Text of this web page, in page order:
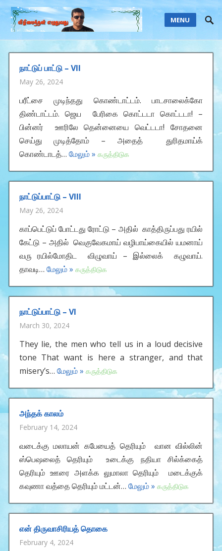
MENU
நாட்டுப் பாட்டு – VII
May 26, 2024
பரீட்சை முடிந்தது கொண்டாட்டம். பாடசாலைக்கோ
திண்டாட்டம். ஜெய பேரிகை கொட்டடா கொட்டடா! –
பின்னர் ஊரிலே தென்னையை வெட்டடா! சோதனை
செய்து முடித்தோம் – அதைத் துரிதமாய்க்
கொண்டாடத்… மேலும் » கருத்திடுக
நாட்டுப்பாட்டு – VIII
May 26, 2024
காப்பெட்டுப் போட்டது ரோட்டு – அதில் காத்திருப்பது ரயில்
கேட்டு – அதில் வெகுவேகமாய் வழிபாய்கையில் யமனாய்
வரு ரயில்மோதிட விழுவாய் – இல்லைக் கழுவாய்.
தாவடி… மேலும் » கருத்திடுக
நாட்டுப்பாட்டு – VI
March 30, 2024
They lie, the men who tell us in a loud decisive
tone That want is here a stranger, and that
misery’s… மேலும் » கருத்திடுக
அந்தக் காலம்
February 14, 2024
வடைக்கு மலாயன் கபேயைத் தெரியும் வான வில்லின்
ஸ்பெஷலைத் தெரியும் உடைக்கு நதியா சில்க்கைத்
தெரியும் ஊரை அளக்க லுமாலா தெரியும் மடைக்குக்
கவுணா வத்தை தெரியும் மட்டன்… மேலும் » கருத்திடுக
என் திருவாசிரியத் தொகை
February 4, 2024